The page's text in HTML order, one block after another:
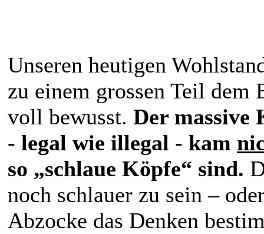
Unseren heutigen
zu einem grossen Teil
voll bewusst. Der massive
- legal wie illegal - kam
so „schlaue Köpfe“ sind.
noch schlauer zu sein –
Abzocke das Denken